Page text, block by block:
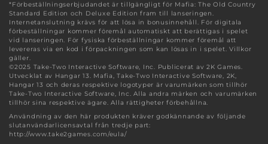
*Förbeställningserbjudandet är tillgängligt för Mafia: The Old Country
Standard Edition och Deluxe Edition fram till lanseringen.
Internetanslutning krävs för att lösa in bonusinnehåll. För digitala
förbeställningar kommer föremål automatiskt att berättigas i spelet
vid lanseringen. För fysiska förbeställningar kommer föremål att
levereras via en kod i förpackningen som kan lösas in i spelet. Villkor
gäller.
©2025 Take-Two Interactive Software, Inc. Publicerat av 2K Games.
Utvecklat av Hangar 13. Mafia, Take-Two Interactive Software, 2K,
Hangar 13 och deras respektive logotyper är varumärken som tillhör
Take-Two Interactive Software, Inc. Alla andra märken och varumärken
tillhör sina respektive ägare. Alla rättigheter förbehållna.
Användning av den här produkten kräver godkännande av följande
slutanvändarlicensavtal från tredje part:
http://www.take2games.com/eula/